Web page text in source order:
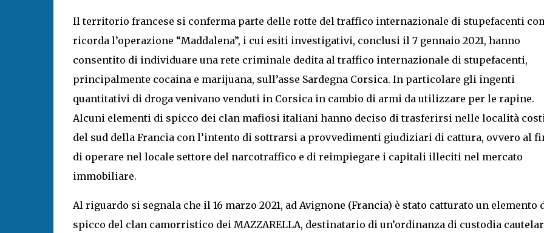
Il territorio francese si conferma parte delle rotte del traffico internazionale di stupefacenti
ricorda l’operazione “Maddalena”, i cui esiti investigativi, conclusi il 7 gennaio 2021, hanno
consentito di individuare una rete criminale dedita al traffico internazionale di stupefacenti,
principalmente cocaina e marijuana, sull’asse Sardegna Corsica. In particolare gli ingenti
quantitativi di droga venivano venduti in Corsica in cambio di armi da utilizzare per le rapine.
Alcuni elementi di spicco dei clan mafiosi italiani hanno deciso di trasferirsi nelle località
del sud della Francia con l’intento di sottrarsi a provvedimenti giudiziari di cattura, ovvero al
di operare nel locale settore del narcotraffico e di reimpiegare i capitali illeciti nel mercato
immobiliare.
Al riguardo si segnala che il 16 marzo 2021, ad Avignone (Francia) è stato catturato un elemento
spicco del clan camorristico dei MAZZARELLA, destinatario di un’ordinanza di custodia